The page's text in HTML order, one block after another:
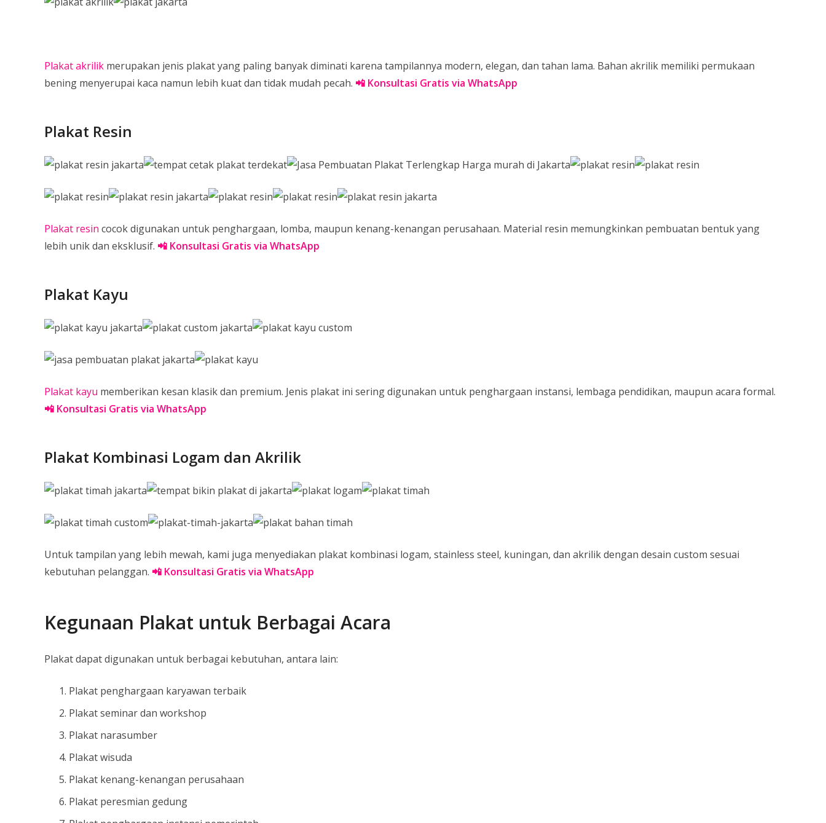
Plakat akrilik merupakan jenis plakat yang paling banyak diminati karena tampilannya modern, elegan, dan tahan lama. Bahan akrilik memiliki permukaan
bening menyerupai kaca namun lebih kuat dan tidak mudah pecah. 📲 Konsultasi Gratis via WhatsApp
Plakat Resin
Plakat resin cocok digunakan untuk penghargaan, lomba, maupun kenang-kenangan perusahaan. Material resin memungkinkan pembuatan bentuk yang
lebih unik dan eksklusif. 📲 Konsultasi Gratis via WhatsApp
Plakat Kayu
Plakat kayu memberikan kesan klasik dan premium. Jenis plakat ini sering digunakan untuk penghargaan instansi, lembaga pendidikan, maupun acara formal.
📲 Konsultasi Gratis via WhatsApp
Plakat Kombinasi Logam dan Akrilik
Untuk tampilan yang lebih mewah, kami juga menyediakan plakat kombinasi logam, stainless steel, kuningan, dan akrilik dengan desain custom sesuai
kebutuhan pelanggan. 📲 Konsultasi Gratis via WhatsApp
Kegunaan Plakat untuk Berbagai Acara
Plakat dapat digunakan untuk berbagai kebutuhan, antara lain:
Plakat penghargaan karyawan terbaik
Plakat seminar dan workshop
Plakat narasumber
Plakat wisuda
Plakat kenang-kenangan perusahaan
Plakat peresmian gedung